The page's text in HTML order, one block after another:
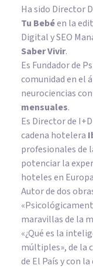
Ha sido Director
Tu Bebéen la
Digital y SEO
Saber Vivir.
Es Fundador de
comunidad en el
neurociencias con
mensuales.
Es Director de
cadena hotelera
profesionales de
potenciar la
hoteles en
Autor de dos
maravillas de la
«¿Qué es la
múltiples», de la
de El País y con